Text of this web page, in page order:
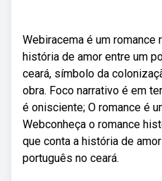
Webiracema é um romance
história de amor entre um
ceará, símbolo da
obra. Foco narrativo é em
é onisciente; O romance é
Webconheça o romance
que conta a história de
português no ceará.